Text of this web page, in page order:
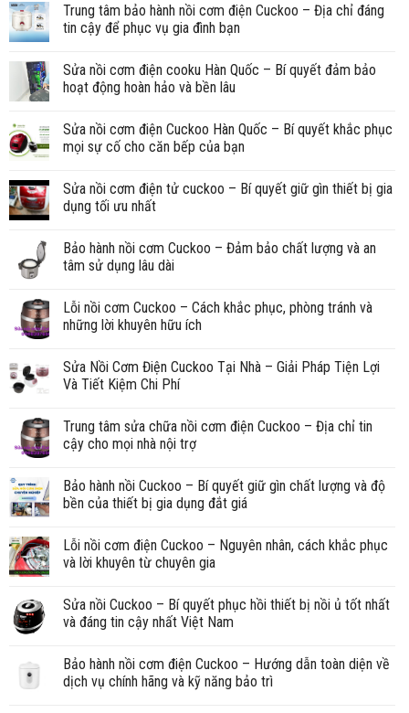
Trung tâm bảo hành nồi cơm điện Cuckoo – Địa chỉ đáng
tin cậy để phục vụ gia đình bạn
Sửa nồi cơm điện cooku Hàn Quốc – Bí quyết đảm bảo
hoạt động hoàn hảo và bền lâu
Sửa nồi cơm điện Cuckoo Hàn Quốc – Bí quyết khắc phục
mọi sự cố cho căn bếp của bạn
Sửa nồi cơm điện tử cuckoo – Bí quyết giữ gìn thiết bị gia
dụng tối ưu nhất
Bảo hành nồi cơm Cuckoo – Đảm bảo chất lượng và an
tâm sử dụng lâu dài
Lỗi nồi cơm Cuckoo – Cách khắc phục, phòng tránh và
những lời khuyên hữu ích
Sửa Nồi Cơm Điện Cuckoo Tại Nhà – Giải Pháp Tiện Lợi
Và Tiết Kiệm Chi Phí
Trung tâm sửa chữa nồi cơm điện Cuckoo – Địa chỉ tin
cậy cho mọi nhà nội trợ
Bảo hành nồi Cuckoo – Bí quyết giữ gìn chất lượng và độ
bền của thiết bị gia dụng đắt giá
Lỗi nồi cơm điện Cuckoo – Nguyên nhân, cách khắc phục
và lời khuyên từ chuyên gia
Sửa nồi Cuckoo – Bí quyết phục hồi thiết bị nồi ủ tốt nhất
và đáng tin cậy nhất Việt Nam
Bảo hành nồi cơm điện Cuckoo – Hướng dẫn toàn diện về
dịch vụ chính hãng và kỹ năng bảo trì